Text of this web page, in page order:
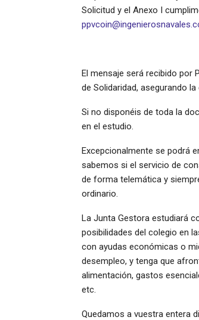
Solicitud y el Anexo I
El mensaje será recibido por
de Solidaridad, asegurando
Si no disponéis de toda la
en el estudio.
Excepcionalmente se podrá
sabemos si el servicio de
de forma telemática y
ordinario.
La Junta Gestora estudiará
posibilidades del colegio en
con ayudas económicas o
desempleo, y tenga que
alimentación, gastos
etc.
Quedamos a vuestra entera